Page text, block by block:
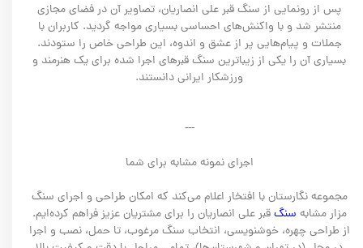
پس از رونمایی از سنگ قبر علی انصاریان، تصاویر آن در فضای مجازی
منتشر شد و با واکنش‌های احساسی بسیاری مواجه گردید. کاربران با
جملات و پیام‌هایی پر از عشق و اندوه، این طراحی خاص را ستودند.
بسیاری آن را یکی از زیباترین سنگ‌ قبرهای اجرا شده برای یک هنرمند و
ورزشکار ایرانی دانستند.
---
اجرای نمونه مشابه برای شما
مجموعه نگارستان با افتخار اعلام می‌کند که امکان طراحی و اجرای سنگ
مزار مشابه سنگقبر علی انصاریان را برای مشتریان عزیز فراهم کرده‌ایم.
از طراحی چهره، خوشنویسی، انتخاب سنگ مرغوب، تا حمل، نصب و اجرا